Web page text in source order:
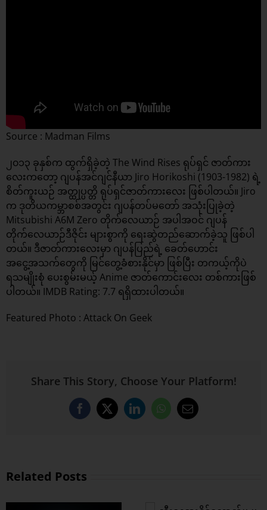
Source : Madman Films
၂၀၁၃ ခုနှစ်က ထွက်ရှိခဲ့တဲ့ The Wind Rises ရုပ်ရှင် ဇာတ်ကား
လေးကတော့ ဂျပန်အင်ဂျင်နီယာ Jiro Horikoshi (1903-1982) ရဲ့
စိတ်ကူးယဉ် အတ္ထုပ္ပတ္တိ ရုပ်ရှင်ဇာတ်ကားလေး ဖြစ်ပါတယ်။ Jiro
က ဒုတိယကမ္ဘာစစ်အတွင်း ဂျပန်တပ်မတော် အသုံးပြုခဲ့တဲ့
Mitsubishi A6M Zero တိုက်လေယာဉ် အပါအဝင် ဂျပန်
တိုက်လေယာဉ်ဒီဇိုင်း များစွာကို ရေးဆွဲတည်ဆောက်ခဲ့သူ ဖြစ်ပါ
တယ်။ ဒီဇာတ်ကားလေးမှာ ဂျပန်ပြည်ရဲ့ ခေတ်ဟောင်း
အငွေ့အသက်တွေကို မြင်တွေ့ခံစားနိုင်မှာ ဖြစ်ပြီး တကယ့်ကိုပဲ
ရသမျိုးစုံ ပေးစွမ်းမယ့် Anime ဇာတ်ကောင်းလေး တစ်ကားဖြစ်
ပါတယ်။ IMDB Rating: 7.7 ရရှိထားပါတယ်။
Featured Photo : Attack On Geek
Share This Story, Choose Your Platform!
Facebook
X LinkedInWhatsApp
Email
Related Posts